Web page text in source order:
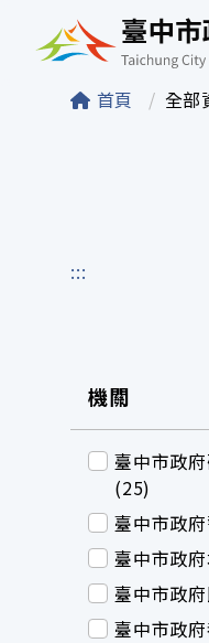
臺中市
首頁 全部
:::
機關
臺中市政
(25)
臺中市政
臺中市政
臺中市政
臺中市政